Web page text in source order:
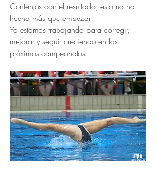
Contentos con el resultado, esto no ha
hecho más que empezar!
Ya estamos trabajando para corregir,
mejorar y seguir creciendo en los
próximos campeonatos